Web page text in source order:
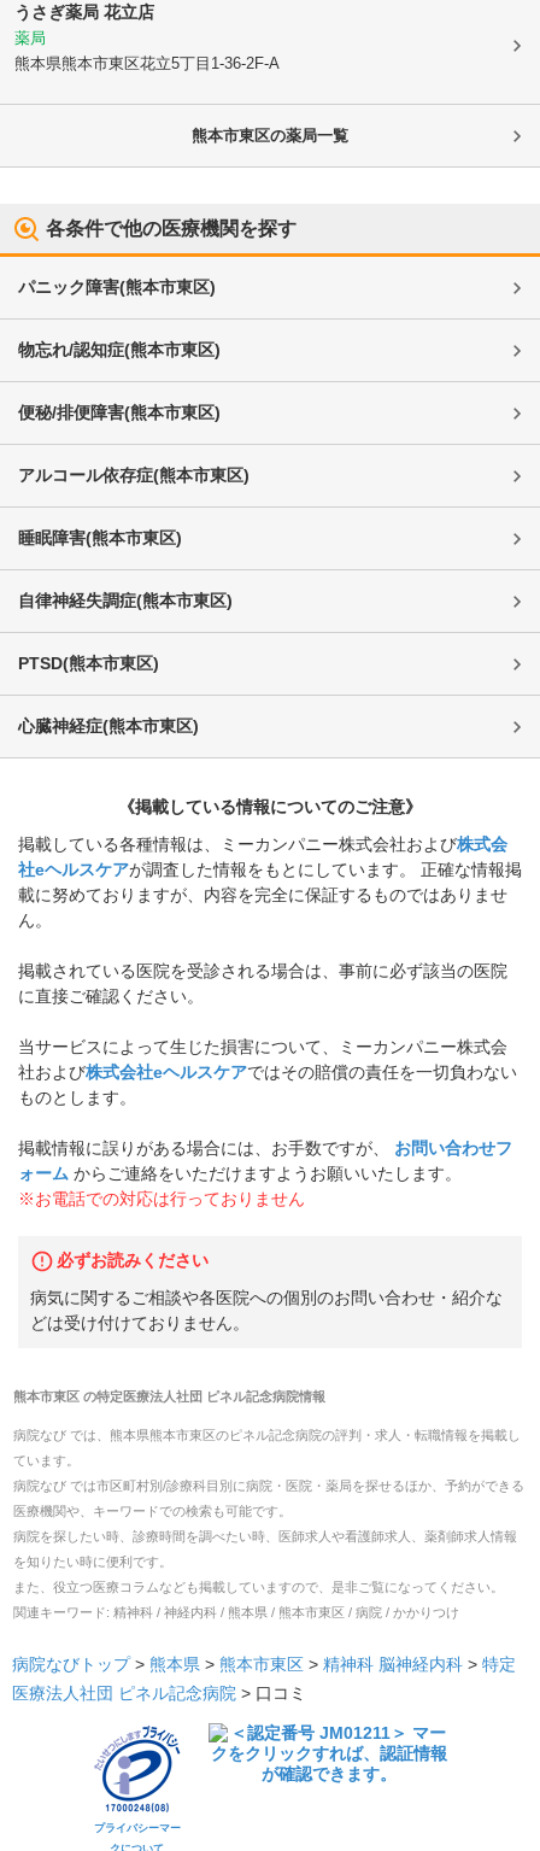
うさぎ薬局 花立店
薬局
熊本県熊本市東区花立5丁目1-36-2F-A
熊本市東区の薬局一覧
各条件で他の医療機関を探す
パニック障害(熊本市東区)
物忘れ/認知症(熊本市東区)
便秘/排便障害(熊本市東区)
アルコール依存症(熊本市東区)
睡眠障害(熊本市東区)
自律神経失調症(熊本市東区)
PTSD(熊本市東区)
心臓神経症(熊本市東区)
《掲載している情報についてのご注意》
掲載している各種情報は、ミーカンパニー株式会社および株式会
社eヘルスケアが調査した情報をもとにしています。 正確な情報掲
載に努めておりますが、内容を完全に保証するものではありませ
ん。
掲載されている医院を受診される場合は、事前に必ず該当の医院
に直接ご確認ください。
当サービスによって生じた損害について、ミーカンパニー株式会
社および株式会社eヘルスケアではその賠償の責任を一切負わない
ものとします。
掲載情報に誤りがある場合には、お手数ですが、
お問い合わせフ
ォーム からご連絡をいただけますようお願いいたします。
※お電話での対応は行っておりません
必ずお読みください
病気に関するご相談や各医院への個別のお問い合わせ・紹介な
どは受け付けておりません。
熊本市東区 の特定医療法人社団 ピネル記念病院情報
病院なび では、 熊本県熊本市東区のピネル記念病院の評判・求人・転職情報を掲載し
ています。
病院なび では市区町村別/診療科目別に病院・医院・薬局を探せるほか、予約ができる
医療機関や、キーワードでの検索も可能です。
病院を探したい時、診療時間を調べたい時、医師求人や看護師求人、薬剤師求人情報
を知りたい時に便利です。
また、役立つ医療コラムなども掲載していますので、是非ご覧になってください。
関連キーワード: 精神科 / 神経内科 / 熊本県 / 熊本市東区 / 病院 / かかりつけ
病院なびトップ > 熊本県 > 熊本市東区 > 精神科 脳神経内科 > 特定
医療法人社団 ピネル記念病院 > 口コミ
プライバシーマー
クについて